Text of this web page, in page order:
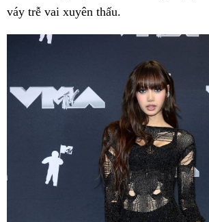
váy trễ vai xuyên thấu.